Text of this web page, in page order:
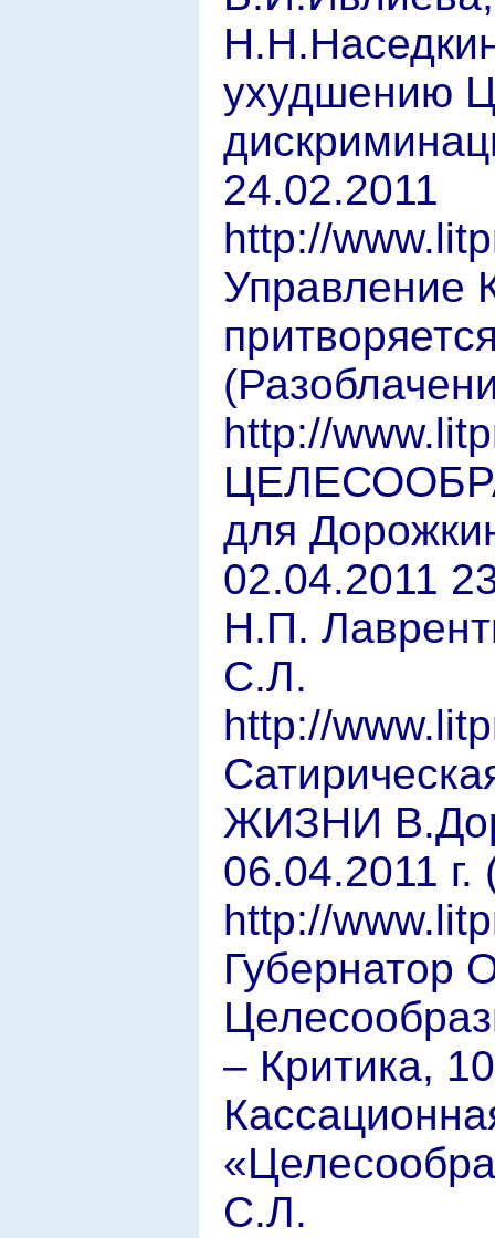
ухудшению
24.02.2011
http://
http://
для
02.04.2011
Н.П.
С.Л.
http://
ЖИЗНИ
06.04.2011
http://
Губернатор
– Критика,
С.Л.